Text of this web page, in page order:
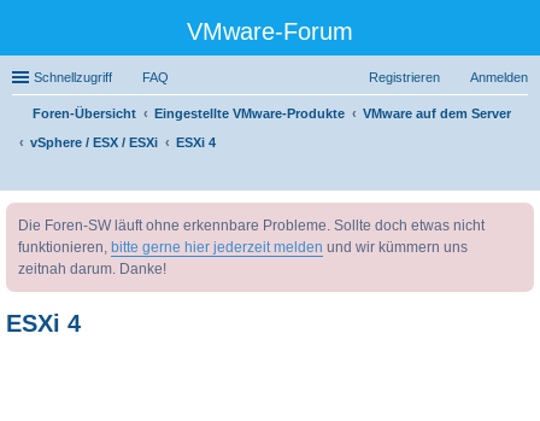
VMware-Forum
Schnellzugriff FAQ Anmelden
Registrieren
Foren-Übersicht Eingestellte VMware-Produkte
VMware auf dem Server
vSphere / ESX / ESXi
ESXi 4
uc
Die Foren-SW läuft ohne erkennbare Probleme. Sollte doch etwas nicht
funktionieren, bitte gerne hier jederzeit melden und wir kümmern uns
zeitnah darum. Danke!
ESXi 4